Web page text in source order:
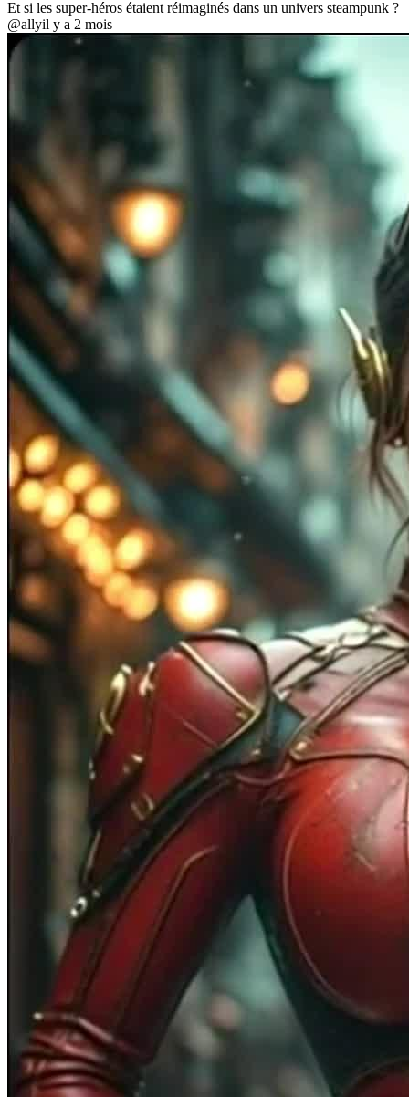
Et si les super-héros étaient réimaginés dans un univers steampunk ?
@allyil y a 2 mois